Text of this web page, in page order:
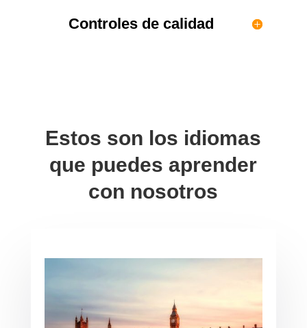
Controles de calidad
Estos son los idiomas
que puedes aprender
con nosotros